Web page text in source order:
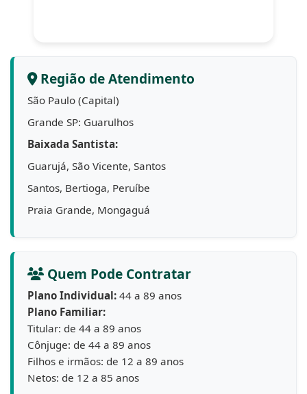
Região de Atendimento
São Paulo (Capital)
Grande SP: Guarulhos
Baixada Santista:
Guarujá, São Vicente, Santos
Santos, Bertioga, Peruíbe
Praia Grande, Mongaguá
Quem Pode Contratar
Plano Individual: 44 a 89 anos
Plano Familiar:
Titular: de 44 a 89 anos
Cônjuge: de 44 a 89 anos
Filhos e irmãos: de 12 a 89 anos
Netos: de 12 a 85 anos